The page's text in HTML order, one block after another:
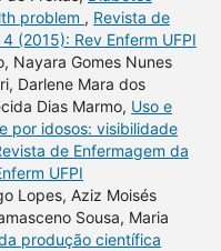
problem , Revista de
(2015): Rev Enferm UFPI
Nayara Gomes Nunes
Darlene Mara dos
Dias Marmo, Uso e
por idosos: visibilidade
de Enfermagem da
UFPI
Lopes, Aziz Moisés
Sousa, Maria
produção científica